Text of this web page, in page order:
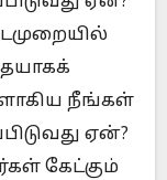
நீங்கள்
ஏன்?
கேட்கும்